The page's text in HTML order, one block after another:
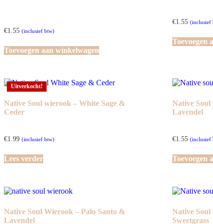
€1.55 (inclusief btw)
Toevoegen aan winkelwagen
€1.55 (inclusief
Toevoegen
Uitverkocht!
Native Soul wierook – White Sage &
Ceder
€1.99 (inclusief btw)
Lees verder
Native Soul
Lavendel
€1.55 (inclusief
Toevoegen
Native Soul Wierook – Palo Santo &
Lavendel
Native
Sweetgrass